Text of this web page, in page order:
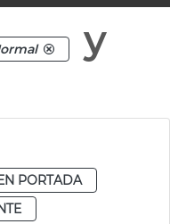
y
PORTADA